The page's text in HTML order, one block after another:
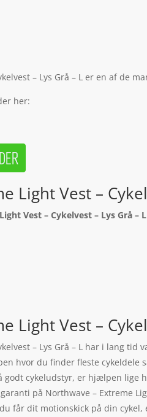
– Lys Grå – L er en af de
her:
Light Vest –
Vest – Cykelvest – Lys Grå – L
Light Vest –
– Lys Grå – L har i lang
hvor du finder fleste
cykeludstyr, er hjælpen lige
på Northwave – Extreme
får dit motionskick på din